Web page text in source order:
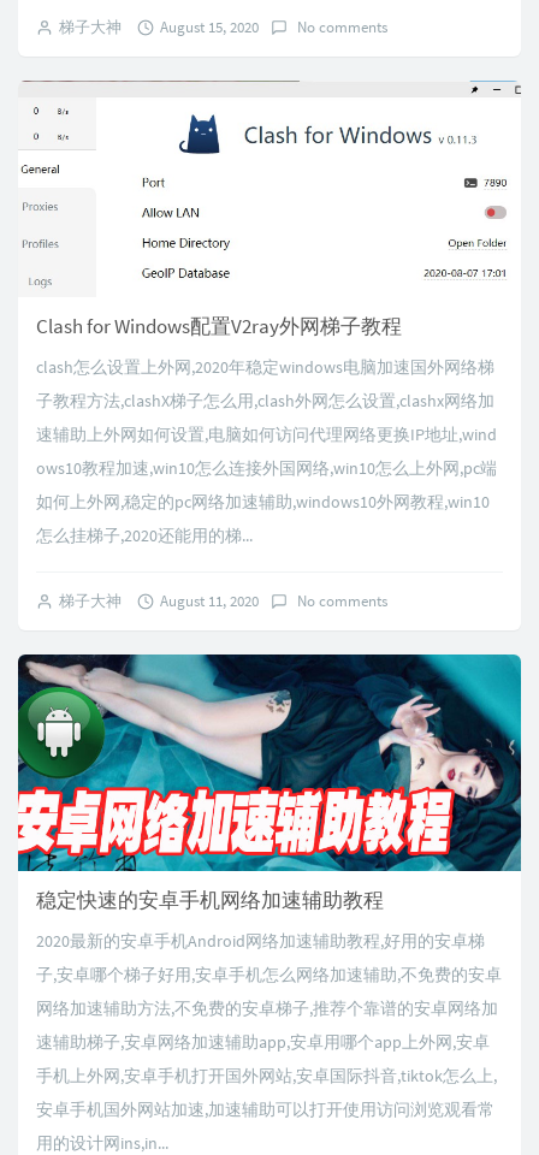
梯子大神 August 15, 2020 No comments
Clash for Windows配置V2ray外网梯子教程
clash怎么设置上外网,2020年稳定windows电脑加速国外网络梯
子教程方法,clashX梯子怎么用,clash外网怎么设置,clashx网络加
速辅助上外网如何设置,电脑如何访问代理网络更换IP地址,wind
ows10教程加速,win10怎么连接外国网络,win10怎么上外网,pc端
如何上外网,稳定的pc网络加速辅助,windows10外网教程,win10
怎么挂梯子,2020还能用的梯...
梯子大神 August 11, 2020 No comments
稳定快速的安卓手机网络加速辅助教程
2020最新的安卓手机Android网络加速辅助教程,好用的安卓梯
子,安卓哪个梯子好用,安卓手机怎么网络加速辅助,不免费的安卓
网络加速辅助方法,不免费的安卓梯子,推荐个靠谱的安卓网络加
速辅助梯子,安卓网络加速辅助app,安卓用哪个app上外网,安卓
手机上外网,安卓手机打开国外网站,安卓国际抖音,tiktok怎么上,
安卓手机国外网站加速,加速辅助可以打开使用访问浏览观看常
用的设计网ins,in...